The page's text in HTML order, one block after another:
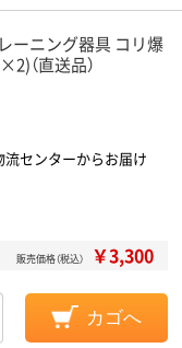
ーニング器具 コリ爆
（直送品）
流センターからお届け
販売価格（税込） ￥3,300
カゴへ